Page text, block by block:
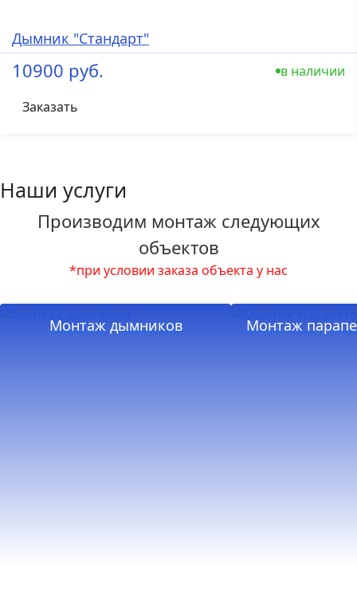
Дымник "Стандарт"
10900 руб. в наличии
Заказать
Наши услуги
Производим монтаж следующих
объектов
*при условии заказа объекта у нас
Монтаж дымников Монтаж